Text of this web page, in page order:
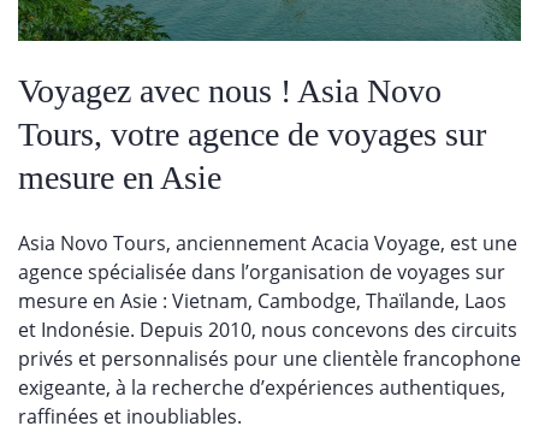
Voyagez avec nous ! Asia Novo
Tours, votre agence de voyages sur
mesure en Asie
Asia Novo Tours, anciennement Acacia Voyage, est une
agence spécialisée dans l’organisation de voyages sur
mesure en Asie : Vietnam, Cambodge, Thaïlande, Laos
et Indonésie. Depuis 2010, nous concevons des circuits
privés et personnalisés pour une clientèle francophone
exigeante, à la recherche d’expériences authentiques,
raffinées et inoubliables.